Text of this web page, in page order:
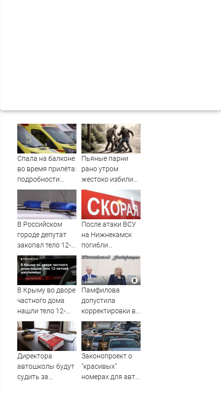
Спала на балконе
во время прилёта:
подробности
трагической
гибели малышки
в Нижнекамске
10/08/2026 –
Пьяные парни
рано утром
жестоко избили
случайного
прохожего
В Российском
городе депутат
закопал тело 12-
летней девочки во
дворе своего
дома
После атаки ВСУ
на Нижнекамск
погибли
граждане
Таджикистана и
Узбекистана -
Новости на
В Крыму во дворе
частного дома
нашли тело 12-
летней
школьницы
Памфилова
допустила
корректировки в
бюллетене на
выборах в
Госдуму
Директора
автошколы будут
судить за
Законопроект о
"красивых"
номерах для авто